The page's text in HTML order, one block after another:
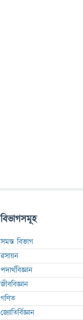
বিভাগসমূহ
সমস্ত বিভাগ
রসায়ন
পদার্থবিজ্ঞান
জীববিজ্ঞান
গণিত
জ্যোতির্বিজ্ঞান